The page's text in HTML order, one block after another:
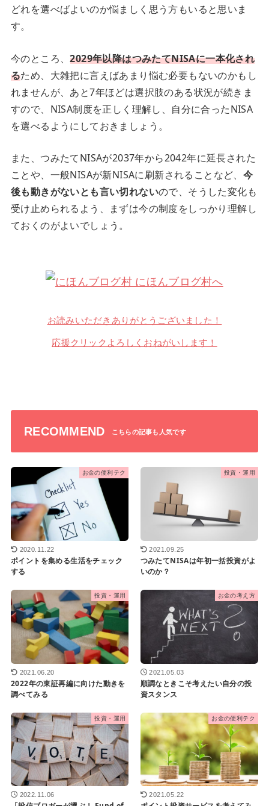
どれを選べばよいのか悩ましく思う方もいると思いま
す。
今のところ、2029年以降はつみたてNISAに一本化され
るため、大雑把に言えばあまり悩む必要もないのかもし
れませんが、あと7年ほどは選択肢のある状況が続きま
すので、NISA制度を正しく理解し、自分に合ったNISA
を選べるようにしておきましょう。
また、つみたてNISAが2037年から2042年に延長された
ことや、一般NISAが新NISAに刷新されることなど、 今
後も動きがないとも言い切れないので、そうした変化も
受け止められるよう、まずは今の制度をしっかり理解し
ておくのがよいでしょう。
お読みいただきありがとうございました！
応援クリックよろしくおねがいします！
RECOMMEND
お金の便利テク
2020.11.22
ポイントを集める生活をチェック
する
投資・運用
2021.09.25
つみたてNISAは年初一括投資がよ
いのか？
投資・運用
2021.06.20
2022年の東証再編に向けた動きを
調べてみる
お金の考え方
2021.05.03
順調なときこそ考えたい自分の投
資スタンス
投資・運用
2022.11.06
お金の便利テク
2021.05.22